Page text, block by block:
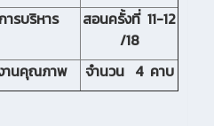
รบริหาร
สอนครั้งที่11-12
/18
านคุณภาพ
จำนวน 4 คาบ